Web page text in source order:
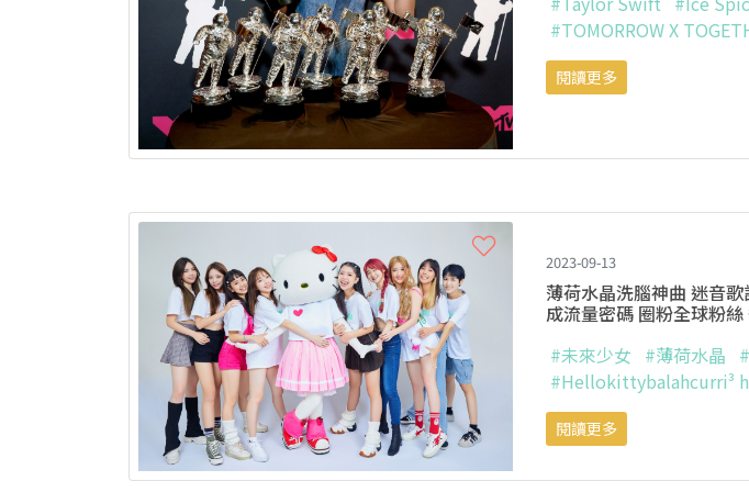
#TOMORROW X
閱讀更多
2023-09-13
薄荷水晶洗腦神曲 迷音歌
成流量密碼 圈粉全球粉
#未來少女 #薄荷水晶
#Hellokittybalahcurri³
閱讀更多